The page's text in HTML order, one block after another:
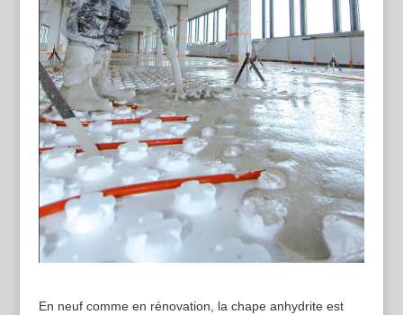
En neuf comme en rénovation, la chape anhydrite est